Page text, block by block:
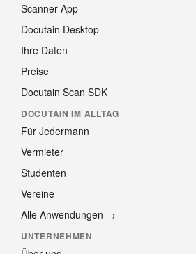
Scanner App
Docutain Desktop
Ihre Daten
Preise
Docutain Scan SDK
DOCUTAIN IM ALLTAG
Für Jedermann
Vermieter
Studenten
Vereine
Alle Anwendungen →
UNTERNEHMEN